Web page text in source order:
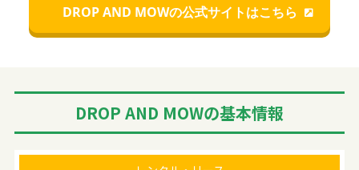
DROP AND MOWの公式サイトはこちら
DROP AND MOWの基本情報